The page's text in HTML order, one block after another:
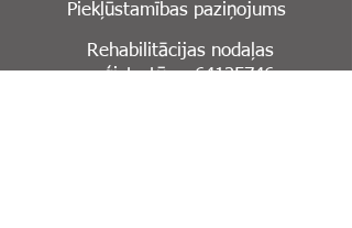
Piekļūstamības paziņojums
Rehabilitācijas nodaļas
reģistartūra:64125746